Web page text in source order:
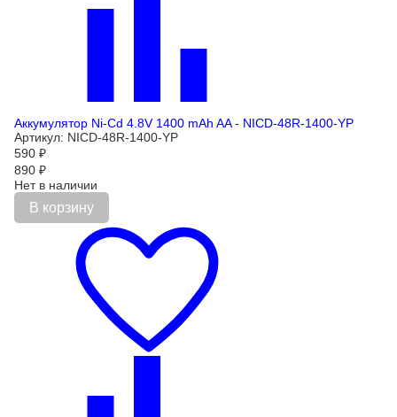
Аккумулятор Ni-Cd 4.8V 1400 mAh AA - NICD-48R-1400-YP
Артикул: NICD-48R-1400-YP
590 ₽
890 ₽
Нет в наличии
В корзину